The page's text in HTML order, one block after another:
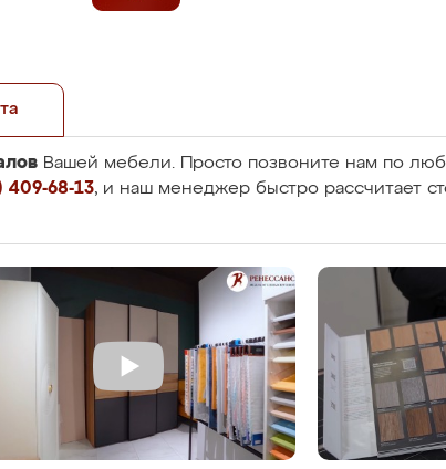
Вашей мебели. Просто позвоните нам по
409-68-13, и наш менеджер быстро рассчитает